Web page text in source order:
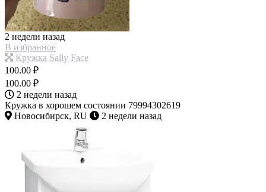
2 недели назад
В избранное
Кружка Sally Face
100.00 ₽
100.00 ₽
2 недели назад
Кружка в хорошем состоянии 79994302619
Новосибирск, RU
2 недели назад